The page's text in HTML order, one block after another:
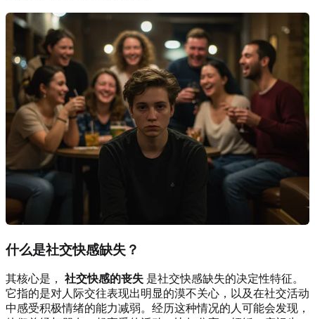
什么是社交快感缺失？
其核心是， 社交快感的丧失 是社交快感缺失的决定性特征。
它指的是对人际交往表现出明显的漠不关心，以及在社交活动
中感受积极情绪的能力减弱。经历这种情况的人可能会发现，